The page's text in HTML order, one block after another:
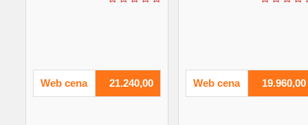
Web cena 21.240,00 Web cena 19.960,00